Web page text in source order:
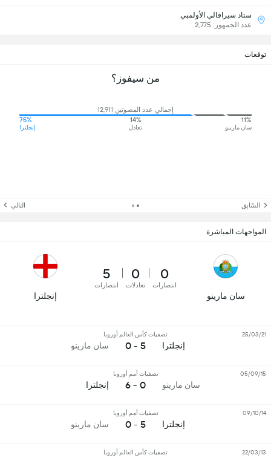
ستاد سيرافالي الأولمبي
عدد الجمهور: 2,775
توقعات
من سيفوز؟
إجمالي عدد المصوتين 12,911
11%
سان مارينو
14%
تعادل
75%
إنجلترا
السّابق التالي
المواجهات المباشرة
سان مارينو
0
انتصارات
0
تعادلات
5
انتصارات
إنجلترا
إنجلترا
تصفيات كأس العالم أوروبا
5 - 0 سان مارينو
25/03/21
سان مارينو
تصفيات أمم أوروبا
0 - 6 إنجلترا
05/09/15
إنجلترا
تصفيات أمم أوروبا
5 - 0 سان مارينو
09/10/14
تصفيات كأس العالم أوروبا 22/03/13